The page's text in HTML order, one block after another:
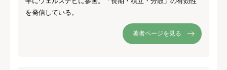
を発信している。
著者ページを見る